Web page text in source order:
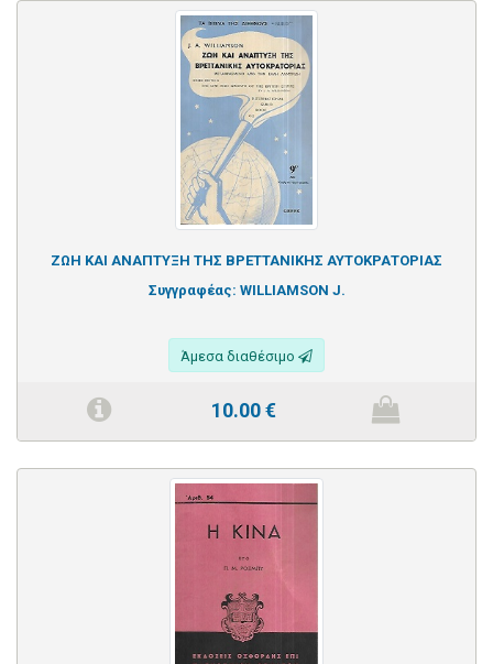
ΖΩΗ ΚΑΙ ΑΝΑΠΤΥΞΗ ΤΗΣ ΒΡΕΤΤΑΝΙΚΗΣ ΑΥΤΟΚΡΑΤΟΡΙΑΣ
Συγγραφέας: WILLIAMSON J.
Άμεσα διαθέσιμο
10.00€